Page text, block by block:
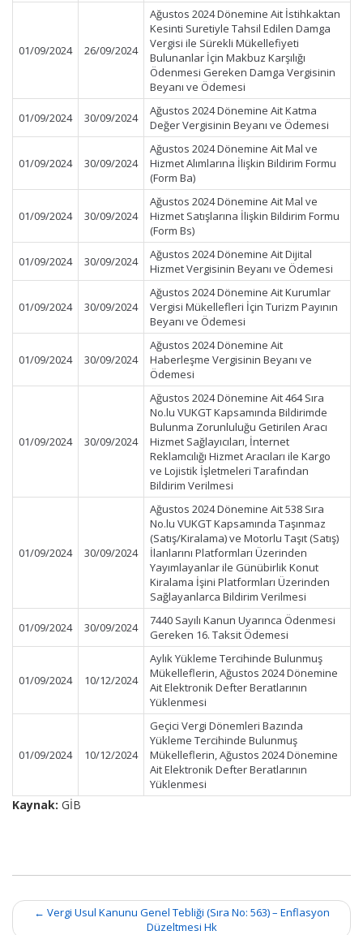
01/09/2024 26/09/2024
Ağustos 2024 Dönemine Ait İstihkaktan
Kesinti Suretiyle Tahsil Edilen Damga
Vergisi ile Sürekli Mükellefiyeti
Bulunanlar İçin Makbuz Karşılığı
Ödenmesi Gereken Damga Vergisinin
Beyanı ve Ödemesi
01/09/2024 30/09/2024
Ağustos 2024 Dönemine Ait Katma
Değer Vergisinin Beyanı ve Ödemesi
01/09/2024 30/09/2024
Ağustos 2024 Dönemine Ait Mal ve
Hizmet Alımlarına İlişkin Bildirim Formu
(Form Ba)
01/09/2024 30/09/2024
Ağustos 2024 Dönemine Ait Mal ve
Hizmet Satışlarına İlişkin Bildirim Formu
(Form Bs)
01/09/2024 30/09/2024
Ağustos 2024 Dönemine Ait Dijital
Hizmet Vergisinin Beyanı ve Ödemesi
01/09/2024 30/09/2024
Ağustos 2024 Dönemine Ait Kurumlar
Vergisi Mükellefleri İçin Turizm Payının
Beyanı ve Ödemesi
01/09/2024 30/09/2024
Ağustos 2024 Dönemine Ait
Haberleşme Vergisinin Beyanı ve
Ödemesi
01/09/2024 30/09/2024
Ağustos 2024 Dönemine Ait 464 Sıra
No.lu VUKGT Kapsamında Bildirimde
Bulunma Zorunluluğu Getirilen Aracı
Hizmet Sağlayıcıları, İnternet
Reklamcılığı Hizmet Aracıları ile Kargo
ve Lojistik İşletmeleri Tarafından
Bildirim Verilmesi
01/09/2024 30/09/2024
Ağustos 2024 Dönemine Ait 538 Sıra
No.lu VUKGT Kapsamında Taşınmaz
(Satış/Kiralama) ve Motorlu Taşıt (Satış)
İlanlarını Platformları Üzerinden
Yayımlayanlar ile Günübirlik Konut
Kiralama İşini Platformları Üzerinden
Sağlayanlarca Bildirim Verilmesi
01/09/2024 30/09/2024
7440 Sayılı Kanun Uyarınca Ödenmesi
Gereken 16. Taksit Ödemesi
01/09/2024 10/12/2024
Aylık Yükleme Tercihinde Bulunmuş
Mükelleflerin, Ağustos 2024 Dönemine
Ait Elektronik Defter Beratlarının
Yüklenmesi
01/09/2024 10/12/2024
Geçici Vergi Dönemleri Bazında
Yükleme Tercihinde Bulunmuş
Mükelleflerin, Ağustos 2024 Dönemine
Ait Elektronik Defter Beratlarının
Yüklenmesi
Kaynak: GİB
Post
navigation
← Vergi Usul Kanunu Genel Tebliği (Sıra No: 563) – Enflasyon
Düzeltmesi Hk